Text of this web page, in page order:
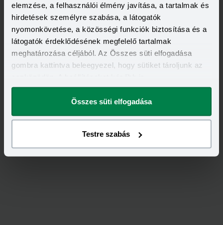
elemzése, a felhasználói élmény javítása, a tartalmak és
hirdetések személyre szabása, a látogatók
nyomonkövetése, a közösségi funkciók biztosítása és a
látogatók érdeklődésének megfelelő tartalmak
meghatározása céljából. Az Összes süti elfogadása
gombra kattintva beleegyezel, hogy sütiket tároljunk az
megváltoztathatod.
Összes süti elfogadása
Testre szabás
5,00/1